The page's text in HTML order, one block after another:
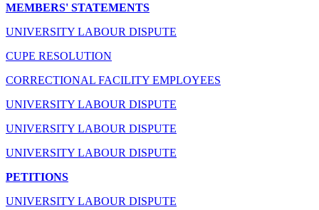
MEMBERS' STATEMENTS
UNIVERSITY LABOUR DISPUTE
CUPE RESOLUTION
CORRECTIONAL FACILITY EMPLOYEES
UNIVERSITY LABOUR DISPUTE
UNIVERSITY LABOUR DISPUTE
UNIVERSITY LABOUR DISPUTE
PETITIONS
UNIVERSITY LABOUR DISPUTE